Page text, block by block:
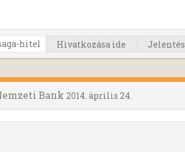
Hivatkozása ide Jelentés
Bank 2014. április 24.